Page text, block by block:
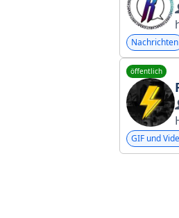
Nachrichten
öffentlich
GIF und